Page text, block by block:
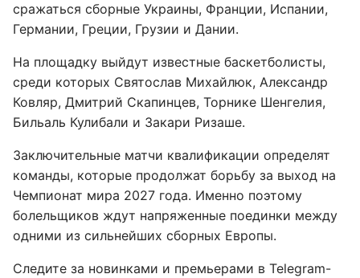
сражаться сборные Украины, Франции, Испании,
Германии, Греции, Грузии и Дании.
На площадку выйдут известные баскетболисты,
среди которых Святослав Михайлюк, Александр
Ковляр, Дмитрий Скапинцев, Торнике Шенгелия,
Бильаль Кулибали и Закари Ризаше.
Заключительные матчи квалификации определят
команды, которые продолжат борьбу за выход на
Чемпионат мира 2027 года. Именно поэтому
болельщиков ждут напряженные поединки между
одними из сильнейших сборных Европы.
Следите за новинками и премьерами в Telegram-